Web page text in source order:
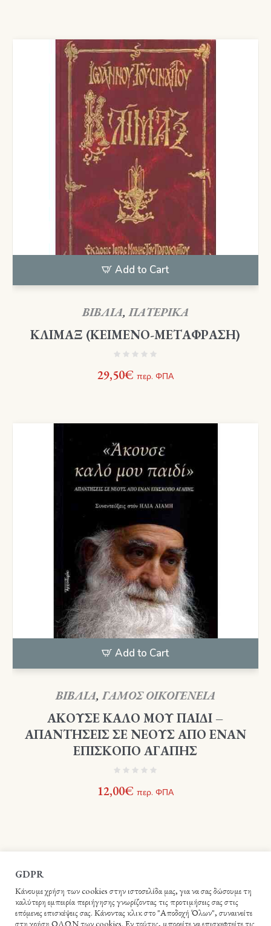
Add to Cart
ΒΙΒΛΙΑ,ΠΑΤΕΡΙΚΑ
ΚΛΙΜΑΞ (ΚΕΙΜΕΝΟ-ΜΕΤΑΦΡΑΣΗ)
29,50€ περ. ΦΠΑ
Add to Cart
ΒΙΒΛΙΑ,ΓΑΜΟΣ ΟΙΚΟΓΕΝΕΙΑ
ΑΚΟΥΣΕ ΚΑΛΟ ΜΟΥ ΠΑΙΔΙ –
ΑΠΑΝΤΗΣΕΙΣ ΣΕ ΝΕΟΥΣ ΑΠΟ ΕΝΑΝ
ΕΠΙΣΚΟΠΟ ΑΓΑΠΗΣ
12,00€ περ. ΦΠΑ
GDPR
Κάνουμε χρήση των cookies στην ιστοσελίδα μας, για να σας δώσουμε τη
καλύτερη εμπειρία περιήγησης γνωρίζοντας τις προτιμήσεις σας στις
επόμενες επισκέψεις σας. Κάνοντας κλικ στο "Αποδοχή Όλων", συναινείτε
στη χρήση ΟΛΩΝ των cookies. Εν τούτης, μπορείτε να επισκεφτείτε τις